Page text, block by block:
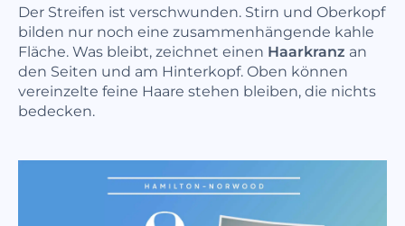
Der Streifen ist verschwunden. Stirn und Oberkopf
bilden nur noch eine zusammenhängende kahle
Fläche. Was bleibt, zeichnet einen Haarkranz an
den Seiten und am Hinterkopf. Oben können
vereinzelte feine Haare stehen bleiben, die nichts
bedecken.